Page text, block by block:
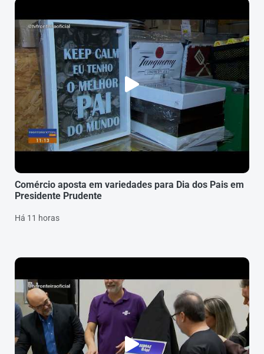
Comércio aposta em variedades para Dia dos Pais em
Presidente Prudente
Há 11 horas